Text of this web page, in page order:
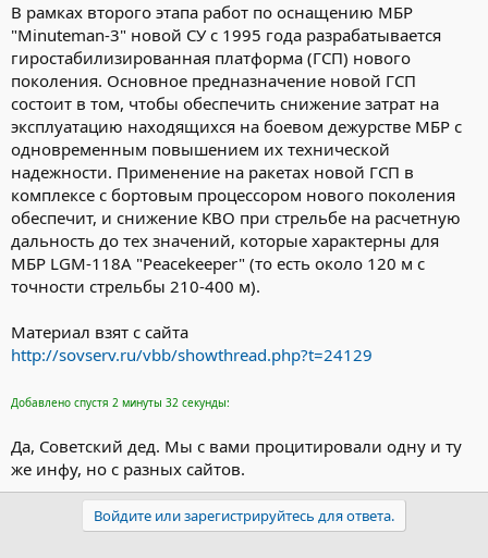
В рамках второго этапа работ по оснащению МБР
"Minuteman-3" новой СУ с 1995 года разрабатывается
гиростабилизированная платформа (ГСП) нового
поколения. Основное предназначение новой ГСП
состоит в том, чтобы обеспечить снижение затрат на
эксплуатацию находящихся на боевом дежурстве МБР с
одновременным повышением их технической
надежности. Применение на ракетах новой ГСП в
комплексе с бортовым процессором нового поколения
обеспечит, и снижение КВО при стрельбе на расчетную
дальность до тех значений, которые характерны для
МБР LGM-118A "Peacekeeper" (то есть около 120 м с
точности стрельбы 210-400 м).
Материал взят с сайта
http://sovserv.ru/vbb/showthread.php?t=24129
Добавлено спустя 2 минуты 32 секунды:
Да, Советский дед. Мы с вами процитировали одну и ту
же инфу, но с разных сайтов.
Войдите или зарегистрируйтесь для ответа.